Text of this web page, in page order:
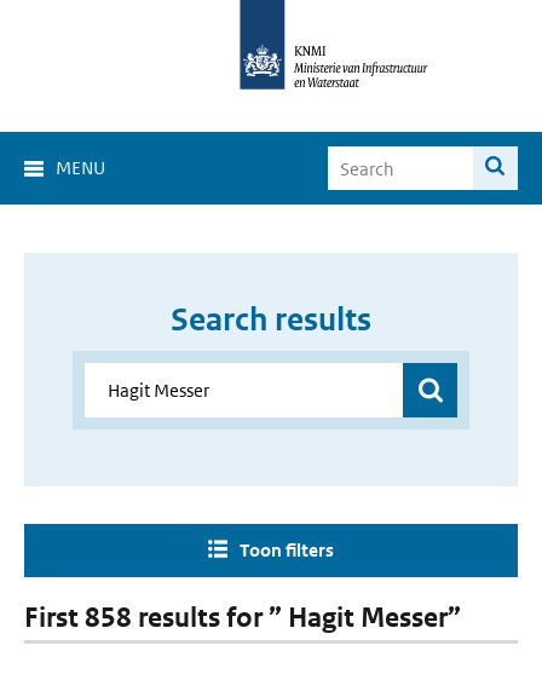
MENU
Search results
Toon filters
First 858 results for ” Hagit Messer”